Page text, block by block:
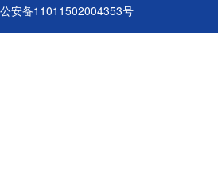
公安备11011502004353号